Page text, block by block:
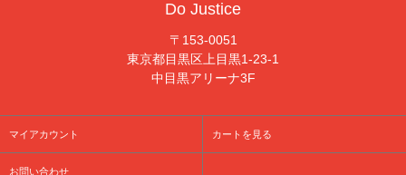
Do Justice
〒153-0051
東京都目黒区上目黒1-23-1
中目黒アリーナ3F
マイアカウント カートを見る
お問い合わせ